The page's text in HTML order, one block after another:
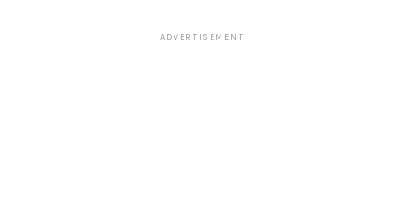
ADVERTISEMENT